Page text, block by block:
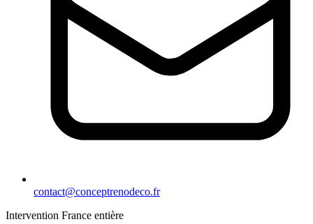
contact@conceptrenodeco.fr
Intervention France entière